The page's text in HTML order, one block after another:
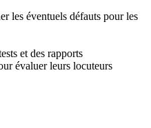
les éventuels défauts pour les
et des rapports
évaluer leurs locuteurs